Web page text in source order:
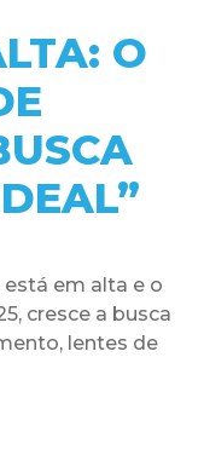
O
em alta e o
cresce a busca
lentes de